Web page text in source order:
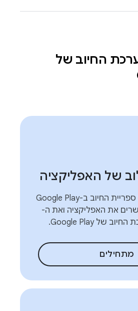
החיוב של
של האפליקציה
איך מוסיפים את ספריית החיוב ב-Google Play
את האפליקציה ואת ה-
מתחילים